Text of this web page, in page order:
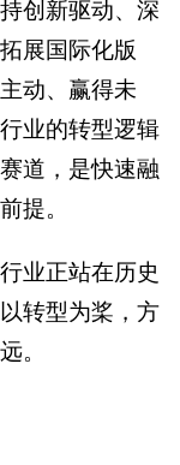
创新驱动、深
展国际化版
动、赢得未
业的转型逻辑
道，是快速融
提。
业正站在历史
转型为桨，方
。